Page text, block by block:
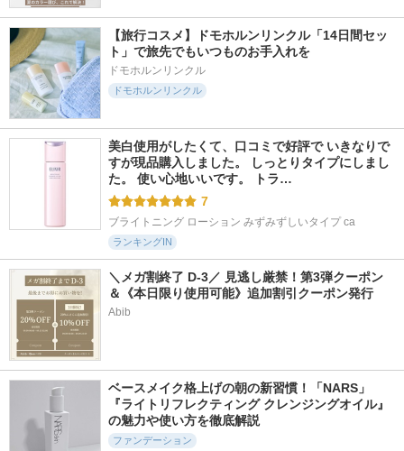
【旅行コスメ】ドモホルンリンクル「14日間セッ
ト」で旅先でもいつものお手入れを
ドモホルンリンクル
ドモホルンリンクル
美白使用がしたくて、口コミで好評で いきなりで
すが現品購入しました。 しっとりタイプにしまし
た。 使い心地いいです。 トラ…
7
ブライトニング ローション みずみずしいタイプ ca
ランキングIN
＼メガ割終了 D-3／ 見逃し厳禁！第3弾クーポン
＆《本日限り使用可能》追加割引クーポン発行
Abib
ベースメイク格上げの朝の新習慣！「NARS」
『ライトリフレクティング クレンジングオイル』
の魅力や使い方を徹底解説
ファンデーション